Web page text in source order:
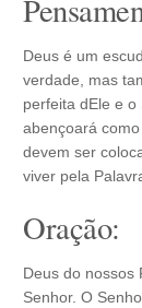
Deus é um
verdade, mas
perfeita dEle e
abençoará
devem ser
viver pela
Oração:
Deus do nossos
Senhor. O